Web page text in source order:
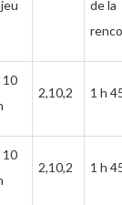
de la
10
2,10,2 1 h
10
2,10,2 1 h